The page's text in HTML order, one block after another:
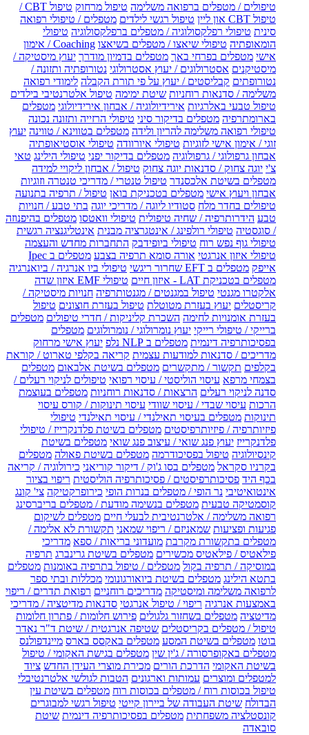
טיפולים / מטפלים ברפואה משלימה טיפול מרחוק
טיפול CBT /
טיפול CBT און ליין
טיפול רגשי לילדים מטפלים / טיפולי רפואה
סינית טיפולי רפלקסולוגיה / מטפלים ברפלקסולוגיה טיפולי
הומאופתיה טיפולי שיאצו / מטפלים בשיאצו
Coaching / אימון
אישי מטפלים בפרחי באך מטפלים בדמיון מודרך יעוץ מיסטיקה /
מיסטיקנים אסטרולוגים / יעוץ אסטרולוגי נטורופתיה ותזונה /
נטורופתים קבליסטים / יעוץ על פי תורת הקבלה לימודי רפואה
משלימה / סדנאות רוחניות שיטת ימימה טיפול אלטרנטיבי בילדים
טיפול טבעי באלרגיות אירידיולוגיה / אבחון אירידיולוגי מטפלים
בארומתרפיה מטפלים בדיקור סיני טיפולי הרזייה ותזונה נכונה
טיפולי רפואה משלימה להריון ולידה מטפלים בטווינא / טווינה יעוץ
זוגי / אימון אישי לזוגיות טיפולי איורוודה טיפולי אוסטיאופתיה
אבחון גרפולוגי / גרפולוגיה מטפלים בדיקור יפני טיפולי הילינג טאי
צ'י יוגה צחוק / סדנאות יוגה צחוק טיפול / אבחון ליקויי למידה
מטפלים בשיטת אלכסנדר טיפול טנטרי / מדריכי טנטרה וזוגיות
אבחון ויעוץ אישי מטפלים בטכניקת בואן טיפול / תרפיה בתנועה
טיפולים בחדר מלח סטודיו ליוגה / מדריכי יוגה בתי טבע / חנויות
טבע הידרותרפיה / שחיה טיפולית טיפולי וואטסו מטפלים בהיפנוזה
/ סוגסטיה טיפולי רולפינג / אינטגרציה מבנית אינטליגנציה רגשית
טיפולי גוף נפש רוח טיפולי ביופידבק התחברות מחדש והעצמה
טיפולי איזון אנרגטי אורה סומא תרפיה בצבע
מטפלים ב Ipec
אייפק מטפלים ב EFT שחרור ריגשי
טיפולי ביו אנרגיה / ביואנרגיה
מטפלים בטכניקת LAT - איזון חיים
טיפולי EMF איזון שדה
אלקטרו מגנטי טיפול במגנטים / מגנטותרפיה חנויות מיסטיקה /
קריסטלים יעוץ בעזרת מטוטלת טיפול בעזרת חוצונים טיפול
בעזרת אומנויות לחימה השכרת קליניקות / חדרי טיפולים מטפלים
ברייקי / טיפולי רייקי יעוץ נומרולוגי / נומרולוגים מטפלים
בפסיכותרפיה דינמית מטפלים ב NLP נלפ
יעוץ אישי מרחוק
מדריכים / סדנאות למודעות עצמית קריאה בקלפי טארוט / קוראת
בקלפים תקשור / מתקשרים מטפלים בשיטת אלבאום מטפלים
בצמחי מרפא עיסוי הוליסטי / עיסוי רפואי טיפולים לניקוי רעלים /
סדנה לניקוי רעלים הרצאות / סדנאות רוחניות מטפלים בעוצמת
הרכות עיסוי שבדי / עיסוי שוודי עיסוי תינוקות / קורס עיסוי
תינוקות מטפלים בעיסוי תאילנדי / עיסוי תאילנדי טיפולי
פיזיותרפיה / פיזיותרפיסטים מטפלים בשיטת פלדנקרייז / טיפולי
פלדנקרייז יעוץ פנג שואי / עיצוב פנג שואי מטפלים בשיטת
קינסיולוגיה טיפול בפסיכודרמה מטפלים בשיטת פאולה מטפלים
בקרניו סקראל מטפלים בסו ג'וק / דיקור קוריאני כירולוגיה / קריאה
בכף היד פסיכותרפיסטים / פסיכותרפיה הוליסטית ריפוי בציור
אינטואיטיבי נר הופי / מטפלים בנרות הופי כירופרקטיקה צי' קונג
קוסמטיקה טבעית מטפלים בנשימה מודעת / מטפלים בריברסינג
רפואה משלימה / אלטרנטיבית לבעלי חיים מטפלים לשיקום
פגיעות ופציעות שמאניזם / ריפוי שמאני תקשורת לא אלימה /
מטפלים בתקשורת מקרבת מועדוני בריאות / ספא מדריכי
פילאטיס / פילאטיס מכשירים מטפלים בשיטת גרינברג תרפיה
במוסיקה / תרפיה בקול מטפלים / טיפול בתרפיה באומנות מטפלים
בתטא הילינג מטפלים בשיטת ביואורגונומי מכללות ובתי ספר
לרפואה משלימה ומיסטיקה מדריכים רוחניים רפואת תדרים / ריפוי
באמצעות אנרגיה ריפוי / טיפול אנרגטי סדנאות מדיטציה / מדריכי
מדיטציה מטפלים בשחזור גלגולים פירוש חלומות / פתרון חלומות
טיפול / מטפלים בקריסטלים שטיפה אנרגטית / שיטת ד"ר נאדר
בוטו מטפלים בשיטת המסע מטפלים באקסס בארס מיינדפולנס
מטפלים באקופרסורה / ג'ין שין מטפלים בגישת האקומי / טיפול
בשיטת האקומי הדרכת הורים מכירת מוצרי העידן החדש ציוד
למטפלים ומוצרים עמותות וארגונים הטבות לגולשי אלטרנטיבלי
טיפול בכוסות רוח / מטפלים בכוסות רוח מטפלים בשיטת עין
הבדולח שיטת העבודה של ביירון קייטי טיפול רגשי למבוגרים
קונסטלציה משפחתית מטפלים בפסיכותרפיה דינמית שיטת
סובאדה